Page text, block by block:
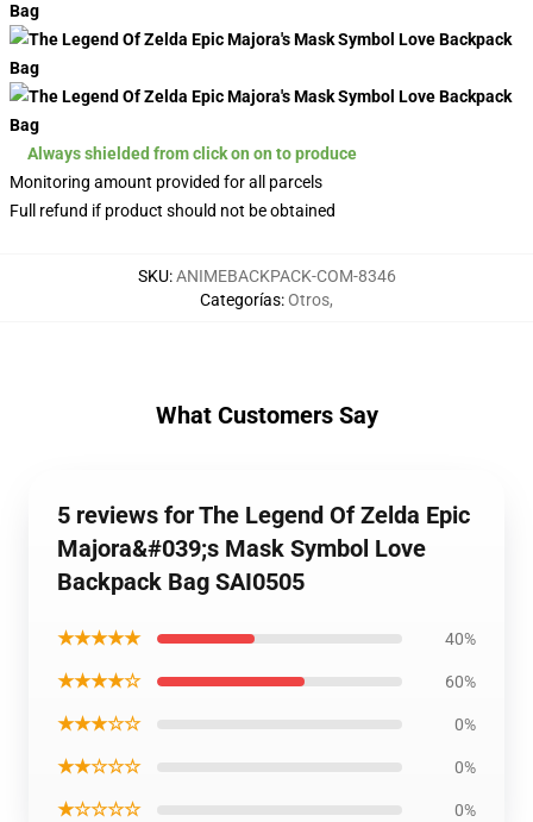
Always shielded from click on on to produce
Monitoring amount provided for all parcels
Full refund if product should not be obtained
SKU:ANIMEBACKPACK-COM-8346
Categorías:Otros,
What Customers Say
5 reviews for The Legend Of Zelda Epic
Majora&#039;s Mask Symbol Love
Backpack Bag SAI0505
★★★★★ 40%
★★★★☆ 60%
★★★☆☆ 0%
★★☆☆☆ 0%
★☆☆☆☆ 0%